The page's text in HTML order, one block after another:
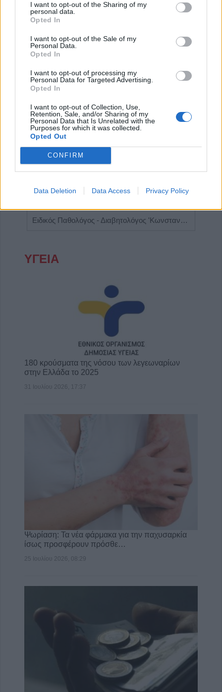
I want to opt-out of the Sharing of my
personal data.
Opted In
I want to opt-out of the Sale of my
Personal Data.
Opted In
I want to opt-out of processing my
Personal Data for Targeted Advertising.
Opted In
I want to opt-out of Collection, Use,
Retention, Sale, and/or Sharing of my
Personal Data that Is Unrelated with the
Purposes for which it was collected.
Opted Out
CONFIRM
Data Deletion Data Access Privacy Policy
Έναρξη Προηγούμενο
Επόμενο Τέλος Σελίδα 3 από 5
ΕΠΑΓΓΕΛΜΑΤΙΕΣ ΥΓΕΙΑΣ
Ειδικός Παθολόγος - Διαβητολόγος 'Κωνσταντίνος Απ. Κουτσιανάς"
ΥΓΕΙΑ
180 κρούσματα της νόσου των λεγεωναρίων
στην Ελλάδα το 2025
31 Ιουλίου 2026, 17:37
Ψωρίαση: Τα νέα φάρμακα για την παχυσαρκία
ίσως προσφέρουν πρόσθε…
25 Ιουλίου 2026, 08:29